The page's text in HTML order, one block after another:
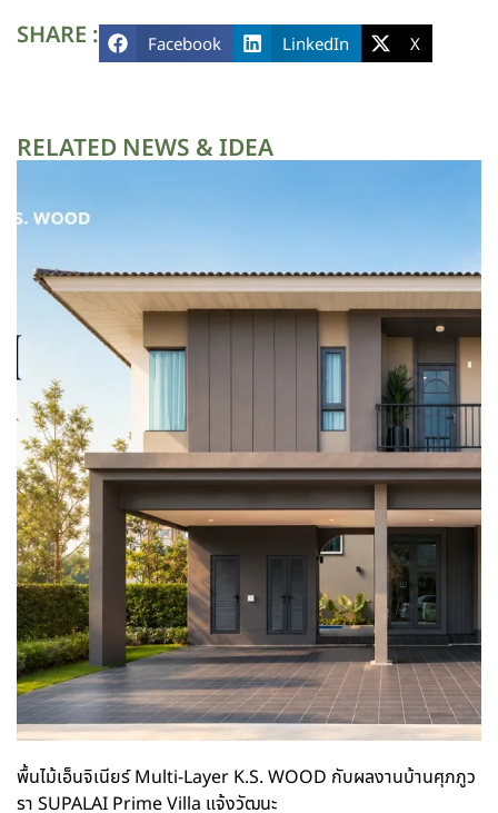
SHARE : Facebook LinkedIn X
RELATED NEWS & IDEA
พื้นไม้เอ็นจิเนียร์ Multi-Layer K.S. WOOD กับผลงานบ้านศุภภูว
รา SUPALAI Prime Villa แจ้งวัฒนะ